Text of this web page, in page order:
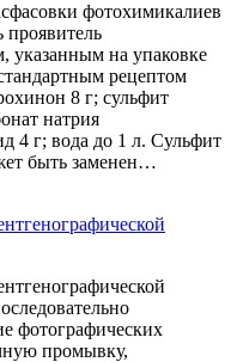
фотохимикалиев
проявитель
указанным на упаковке
рецептом
8 г; сульфит
натрия
4 г; вода до 1 л. Сульфит
быть заменен…
фотографических
промывку,